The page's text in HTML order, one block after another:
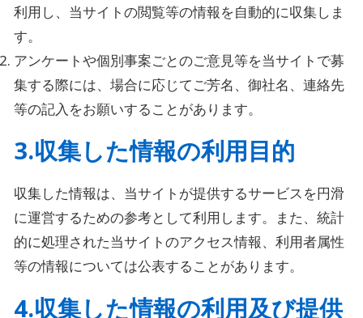
利用し、当サイトの閲覧等の情報を自動的に収集しま
す。
アンケートや個別事案ごとのご意見等を当サイトで募
集する際には、場合に応じてご芳名、御社名、連絡先
等の記入をお願いすることがあります。
3.収集した情報の利用目的
収集した情報は、当サイトが提供するサービスを円滑
に運営するための参考として利用します。また、統計
的に処理された当サイトのアクセス情報、利用者属性
等の情報については公表することがあります。
4.収集した情報の利用及び提供